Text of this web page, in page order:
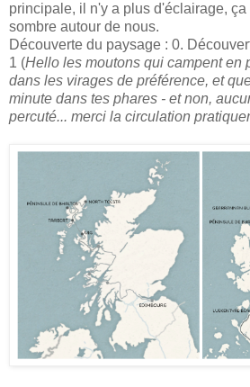
principale, il n'y a plus d'éclairage,
sombre autour de nous.
Découverte du paysage : 0.
1 (Hello les moutons qui campent en
dans les virages de préférence, et
minute dans tes phares - et non,
percuté... merci la circulation